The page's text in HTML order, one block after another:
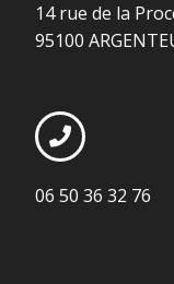
14 rue de la
95100
06 50 36 32 76